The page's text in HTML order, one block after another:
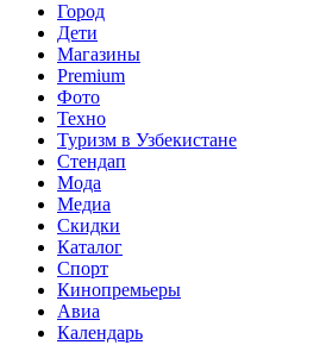
Город
Дети
Магазины
Premium
Фото
Техно
Туризм в Узбекистане
Стендап
Мода
Медиа
Скидки
Каталог
Спорт
Кинопремьеры
Авиа
Календарь